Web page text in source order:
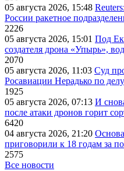
05 августа 2026, 15:48
России ракетное
2226
05 августа 2026, 15:01 Под
создателя дрона «Упырь»,
2070
05 августа 2026, 11:03 Суд
Росавиации Нерадько по
1925
05 августа 2026, 07:13 И
после атаки дронов горит
6420
04 августа 2026, 21:20
приговорили к 18 годам за
2575
Все новости